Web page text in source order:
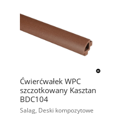
Ćwierćwałek WPC
szczotkowany Kasztan
BDC104
Salag, Deski kompozytowe